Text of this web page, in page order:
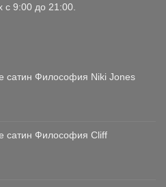
9:00 до 21:00.
сатин Философия Niki Jones
сатин Философия Cliff